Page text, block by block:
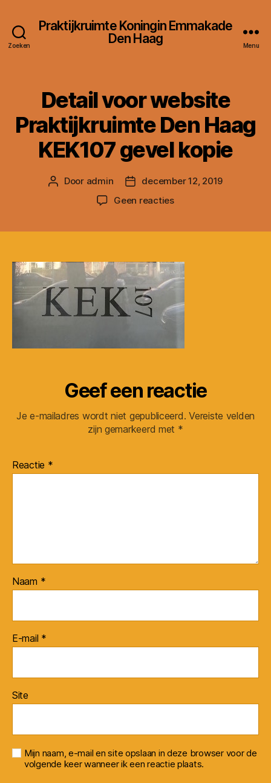
Zoeken
Praktijkruimte Koningin Emmakade
Den Haag
Menu
Detail voor website
Praktijkruimte Den Haag
KEK107 gevel kopie
Berichtauteur
Door admin Berichtdatum
december 12, 2019
Geen reactiesop
Den
Haag
gevel
Geef een reactie
Je e-mailadres wordt niet gepubliceerd. Vereiste velden
zijn gemarkeerd met *
Reactie *
Naam *
E-mail *
Site
Mijn naam, e-mail en site opslaan in deze browser voor de
volgende keer wanneer ik een reactie plaats.